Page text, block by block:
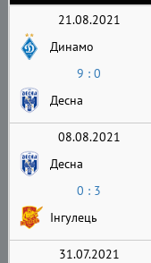
21.08.2021
Динамо
9 : 0
Десна
08.08.2021
Десна
0 : 3
Інгулець
31.07.2021